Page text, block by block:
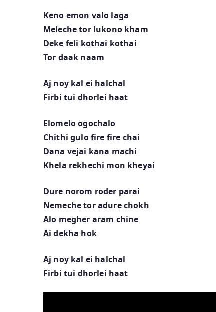
Keno emon valo laga
Meleche tor lukono kham
Deke feli kothai kothai
Tor daak naam
Aj noy kal ei halchal
Firbi tui dhorlei haat
Elomelo ogochalo
Chithi gulo fire fire chai
Dana vejai kana machi
Khela rekhechi mon kheyai
Dure norom roder parai
Nemeche tor adure chokh
Alo megher aram chine
Ai dekha hok
Aj noy kal ei halchal
Firbi tui dhorlei haat